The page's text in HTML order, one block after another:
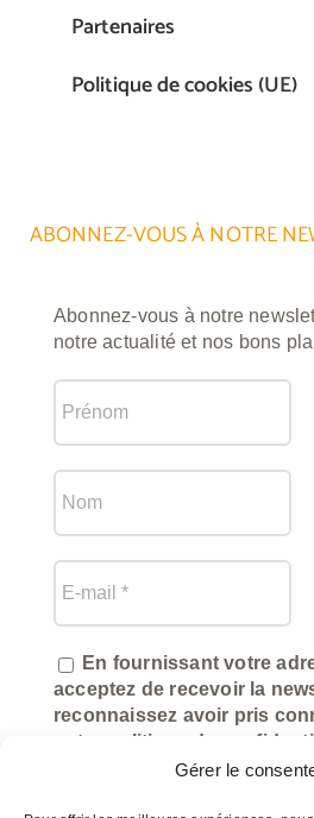
Gérer le
Partenaires
Politique de cookies (UE)
ABONNEZ-VOUS À NOTRE
Abonnez-vous à notre
notre actualité et nos bons
En fournissant votre
acceptez de recevoir la
reconnaissez avoir pris
notre politique de
utilisation des données).